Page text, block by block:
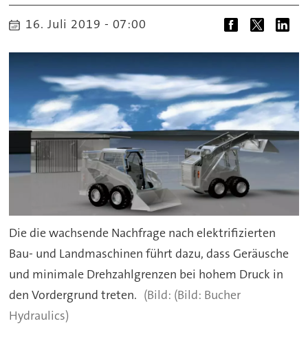
16. Juli 2019 - 07:00
Die die wachsende Nachfrage nach elektrifizierten
Bau- und Landmaschinen führt dazu, dass Geräusche
und minimale Drehzahlgrenzen bei hohem Druck in
den Vordergrund treten.
(Bild: Bucher
Hydraulics)